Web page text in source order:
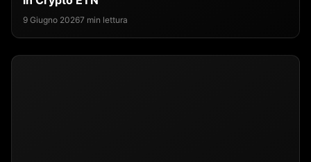
9 Giugno 20267 min lettura